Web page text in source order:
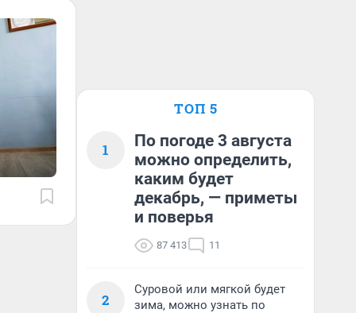
ТОП 5
1
По погоде 3 августа
можно определить,
каким будет
декабрь, — приметы
и поверья
87 413 11
2
Суровой или мягкой будет
зима, можно узнать по